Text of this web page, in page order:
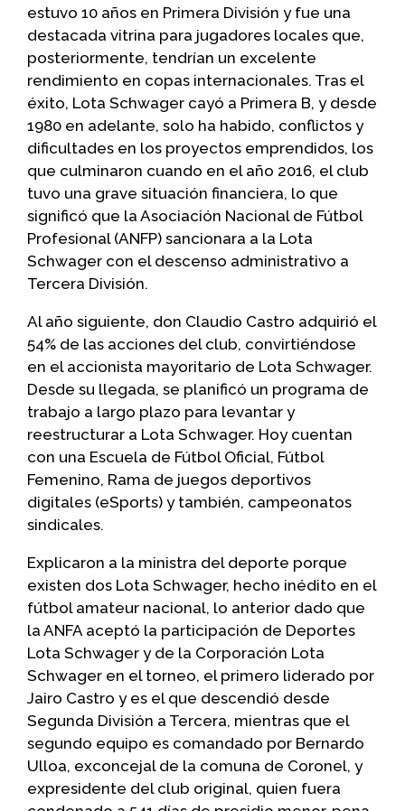
estuvo 10 años en Primera División y fue una
destacada vitrina para jugadores locales que,
posteriormente, tendrían un excelente
rendimiento en copas internacionales. Tras el
éxito, Lota Schwager cayó a Primera B, y desde
1980 en adelante, solo ha habido, conflictos y
dificultades en los proyectos emprendidos, los
que culminaron cuando en el año 2016, el club
tuvo una grave situación financiera, lo que
significó que la Asociación Nacional de Fútbol
Profesional (ANFP) sancionara a la Lota
Schwager con el descenso administrativo a
Tercera División.
Al año siguiente, don Claudio Castro adquirió el
54% de las acciones del club, convirtiéndose
en el accionista mayoritario de Lota Schwager.
Desde su llegada, se planificó un programa de
trabajo a largo plazo para levantar y
reestructurar a Lota Schwager. Hoy cuentan
con una Escuela de Fútbol Oficial, Fútbol
Femenino, Rama de juegos deportivos
digitales (eSports) y también, campeonatos
sindicales.
Explicaron a la ministra del deporte porque
existen dos Lota Schwager, hecho inédito en el
fútbol amateur nacional, lo anterior dado que
la ANFA aceptó la participación de Deportes
Lota Schwager y de la Corporación Lota
Schwager en el torneo, el primero liderado por
Jairo Castro y es el que descendió desde
Segunda División a Tercera, mientras que el
segundo equipo es comandado por Bernardo
Ulloa, exconcejal de la comuna de Coronel, y
expresidente del club original, quien fuera